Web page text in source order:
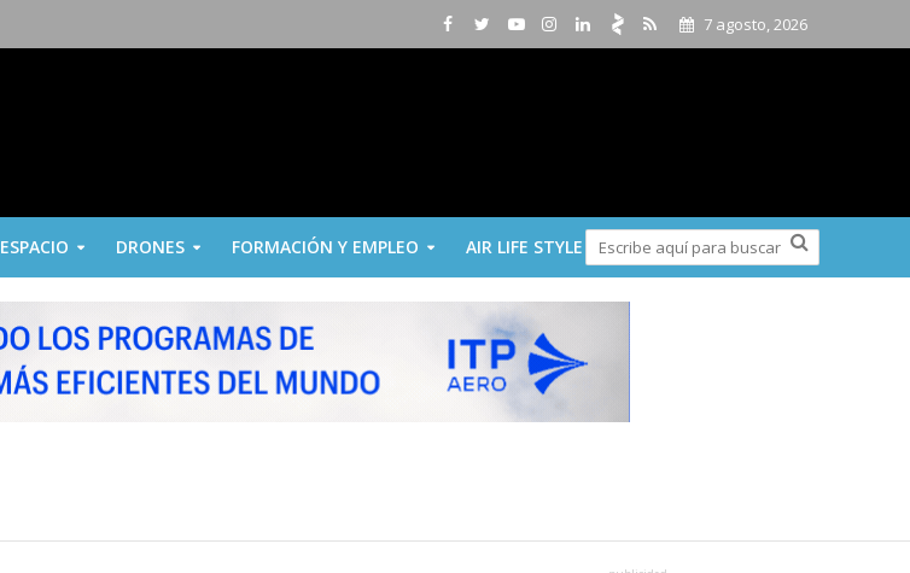
7 agosto, 2026
ESPACIO DRONES FORMACIÓN Y EMPLEO AIR LIFE STYLE